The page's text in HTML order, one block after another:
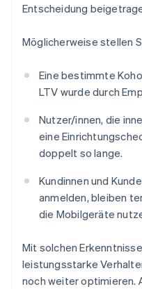
Entscheidung
Möglicherweise stellen
Eine bestimmte
LTV wurde durch
Nutzer/innen, die
eine
doppelt so lange.
Kundinnen und
anmelden, bleiben
die Mobilgeräte
Mit solchen
leistungsstarke
noch weiter optimieren.